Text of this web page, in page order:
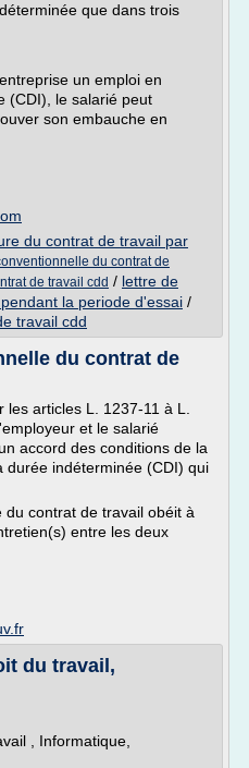
que dans trois
un emploi en
(CDI), le salarié peut
son embauche en
du contrat de travail par
du contrat de
de travail cdd / lettre de
la periode d'essai /
travail cdd
du contrat de
articles L. 1237-11 à L.
et le salarié
accord des conditions de la
durée indéterminée (CDI) qui
contrat de travail obéit à
entre les deux
du travail,
, Informatique,